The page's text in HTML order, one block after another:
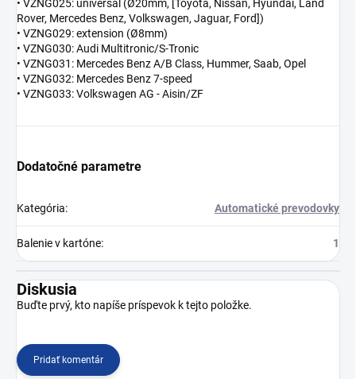
• VZNG025: universal (Ø20mm, [Toyota, Nissan, Hyundai, Land
Rover, Mercedes Benz, Volkswagen, Jaguar, Ford])
• VZNG029: extension (Ø8mm)
• VZNG030: Audi Multitronic/S-Tronic
• VZNG031: Mercedes Benz A/B Class, Hummer, Saab, Opel
• VZNG032: Mercedes Benz 7-speed
• VZNG033: Volkswagen AG - Aisin/ZF
Dodatočné parametre
Kategória: Automatické prevodovky
Balenie v kartóne: 1
Diskusia
Buďte prvý, kto napíše príspevok k tejto položke.
Pridať komentár